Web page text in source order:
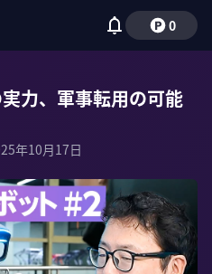
0
力、軍事転用の可能
年10月17日